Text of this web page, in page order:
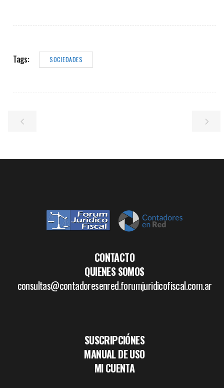
Tags: SOCIEDADES
CONTACTO
QUIENES SOMOS
consultas@contadoresenred.forumjuridicofiscal.com.ar
SUSCRIPCIÓNES
MANUAL DE USO
MI CUENTA